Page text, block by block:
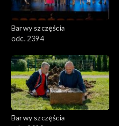
2001–2100
1801–1900
1701–1800
1601–1700
Barwy szczęścia
odc. 2394
Barwy szczęścia